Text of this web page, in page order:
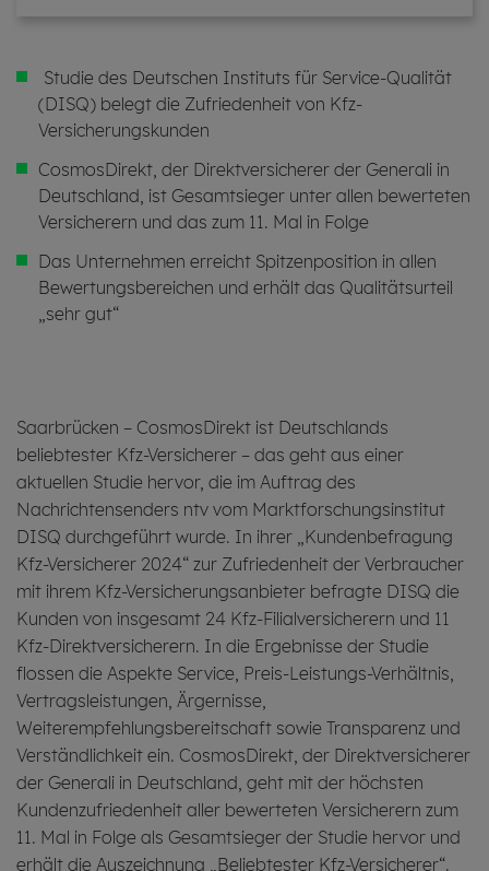
Studie des Deutschen Instituts für Service-Qualität
(DISQ) belegt die Zufriedenheit von Kfz-
Versicherungskunden
CosmosDirekt, der Direktversicherer der Generali in
Deutschland, ist Gesamtsieger unter allen bewerteten
Versicherern und das zum 11. Mal in Folge
Das Unternehmen erreicht Spitzenposition in allen
Bewertungsbereichen und erhält das Qualitätsurteil
„sehr gut“
Saarbrücken – CosmosDirekt ist Deutschlands
beliebtester Kfz-Versicherer – das geht aus einer
aktuellen Studie hervor, die im Auftrag des
Nachrichtensenders ntv vom Marktforschungsinstitut
DISQ durchgeführt wurde. In ihrer „Kundenbefragung
Kfz-Versicherer 2024“ zur Zufriedenheit der Verbraucher
mit ihrem Kfz-Versicherungsanbieter befragte DISQ die
Kunden von insgesamt 24 Kfz-Filialversicherern und 11
Kfz-Direktversicherern. In die Ergebnisse der Studie
flossen die Aspekte Service, Preis-Leistungs-Verhältnis,
Vertragsleistungen, Ärgernisse,
Weiterempfehlungsbereitschaft sowie Transparenz und
Verständlichkeit ein. CosmosDirekt, der Direktversicherer
der Generali in Deutschland, geht mit der höchsten
Kundenzufriedenheit aller bewerteten Versicherern zum
11. Mal in Folge als Gesamtsieger der Studie hervor und
erhält die Auszeichnung „Beliebtester Kfz-Versicherer“.